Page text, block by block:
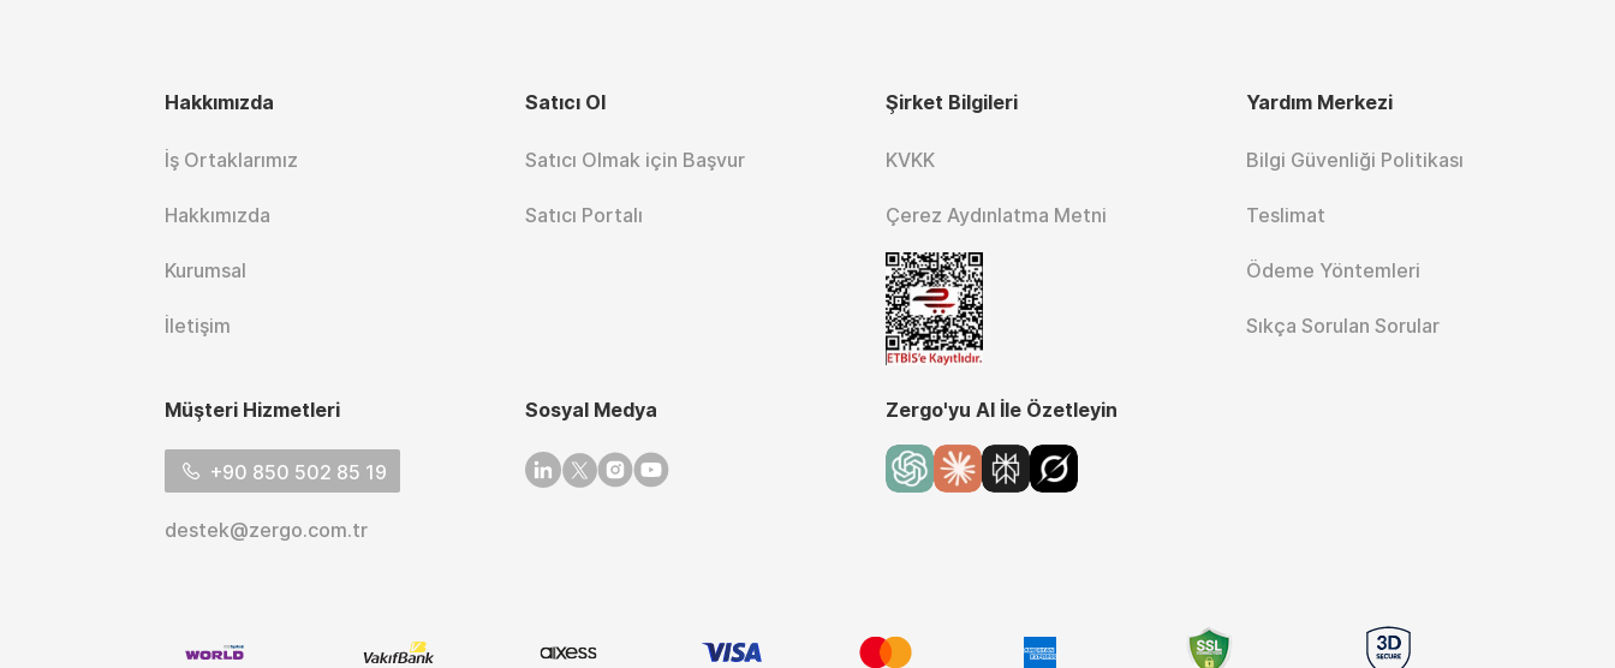
Hakkımızda
İş Ortaklarımız
Hakkımızda
Kurumsal
İletişim
Satıcı Ol
Satıcı Olmak için Başvur
Satıcı Portalı
Şirket Bilgileri
KVKK
Çerez Aydınlatma Metni
Yardım Merkezi
Bilgi Güvenliği Politikası
Teslimat
Ödeme Yöntemleri
Sıkça Sorulan Sorular
Müşteri Hizmetleri
+90 850 502 85 19
destek@zergo.com.tr
Sosyal Medya
Linkedin
TwitterInstagram
Youtube
Zergo'yu AI İle Özetleyin